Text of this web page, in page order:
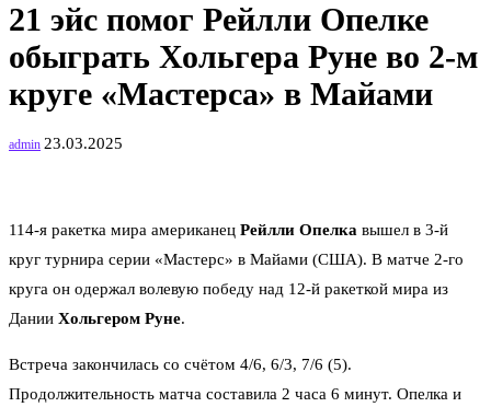
21 эйс помог Рейлли Опелке
обыграть Хольгера Руне во 2-м
круге «Мастерса» в Майами
admin 23.03.2025
114-я ракетка мира американец Рейлли Опелка вышел в 3-й
круг турнира серии «Мастерс» в Майами (США). В матче 2-го
круга он одержал волевую победу над 12-й ракеткой мира из
Дании Хольгером Руне.
Встреча закончилась со счётом 4/6, 6/3, 7/6 (5).
Продолжительность матча составила 2 часа 6 минут. Опелка и